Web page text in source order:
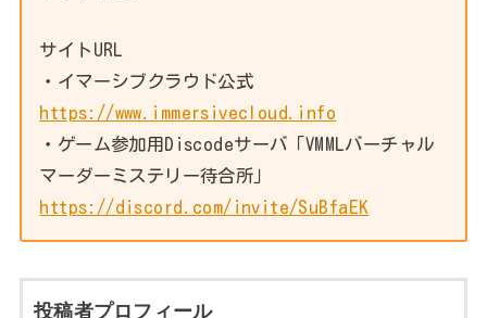
サイトURL
・イマーシブクラウド公式
https://www.immersivecloud.info
・ゲーム参加用Discodeサーバ「VMMLバーチャル
マーダーミステリー待合所」
https://discord.com/invite/SuBfaEK
投稿者プロフィール